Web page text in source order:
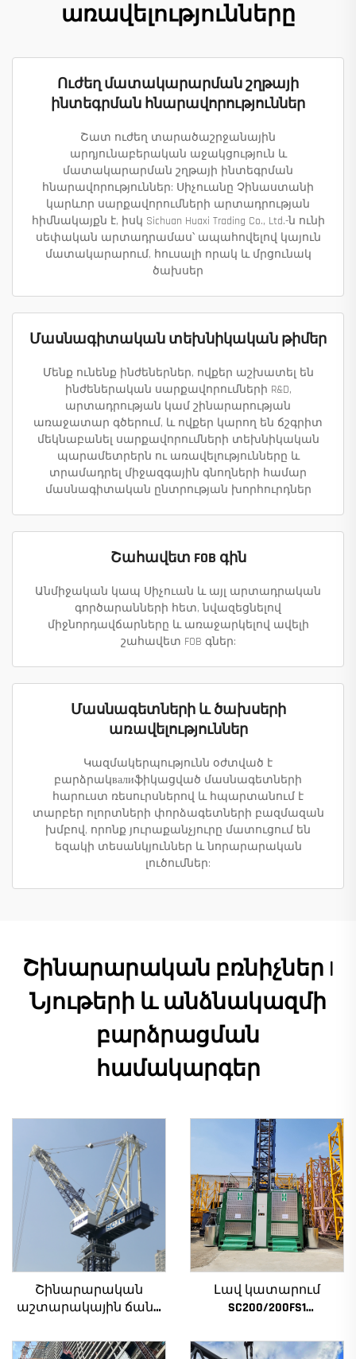
առավելությունները
Ուժեղ մատակարարման շղթայի
ինտեգրման հնարավորություններ
Շատ ուժեղ տարածաշրջանային
արդյունաբերական աջակցություն և
մատակարարման շղթայի ինտեգրման
հնարավորություններ: Սիչուանը Չինաստանի
կարևոր սարքավորումների արտադրության
հիմնակայքն է, իսկ Sichuan Huaxi Trading Co., Ltd.-ն ունի
սեփական արտադրամաս՝ ապահովելով կայուն
մատակարարում, հուսալի որակ և մրցունակ
ծախսեր
Մասնագիտական տեխնիկական թիմեր
Մենք ունենք ինժեներներ, ովքեր աշխատել են
ինժեներական սարքավորումների R&D,
արտադրության կամ շինարարության
առաջատար գծերում, և ովքեր կարող են ճշգրիտ
մեկնաբանել սարքավորումների տեխնիկական
պարամետրերն ու առավելությունները և
տրամադրել միջազգային գնողների համար
մասնագիտական ընտրության խորհուրդներ
Շահավետ FOB գին
Անմիջական կապ Սիչուան և այլ արտադրական
գործարանների հետ, նվազեցնելով
միջնորդավճարները և առաջարկելով ավելի
շահավետ FOB գներ:
Մասնագետների և ծախսերի
առավելություններ
Կազմակերպությունն օժտված է
բարձրակвалиֆիկացված մասնագետների
հարուստ ռեսուրսներով և հպարտանում է
տարբեր ոլորտների փորձագետների բազմազան
խմբով, որոնք յուրաքանչյուրը մատուցում են
եզակի տեսանկյուններ և նորարարական
լուծումներ:
Շինարարական բռնիչներ |
Նյութերի և անձնակազմի
բարձրացման
համակարգեր
Շինարարական
աշտարակային ճանկ
բեռնամբարի
Լավ կատարում
SC200/200FS1
տանիք շենքի